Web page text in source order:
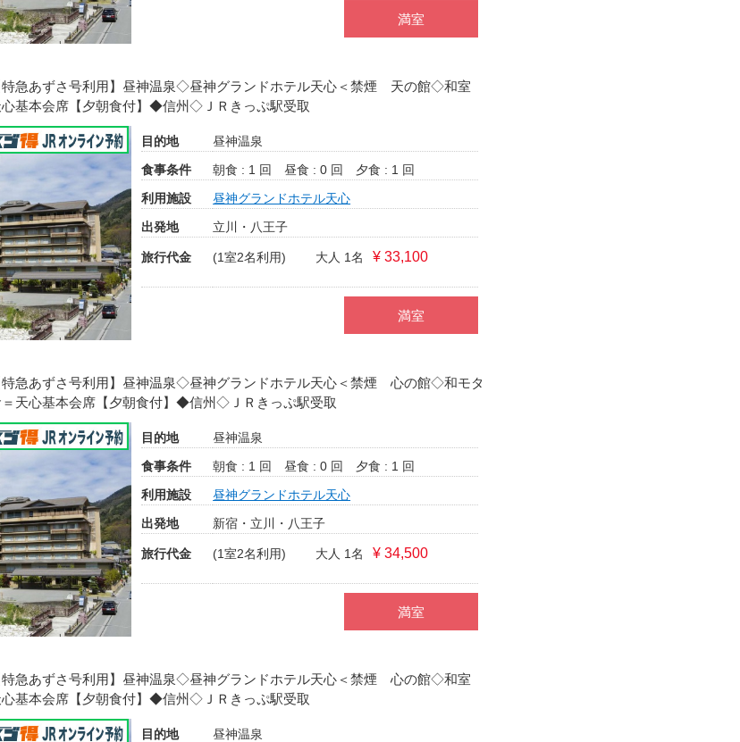
満室
急あずさ号利用】昼神温泉◇昼神グランドホテル天心＜禁煙 天の館◇和室
心基本会席【夕朝食付】◆信州◇ＪＲきっぷ駅受取
目的地
昼神温泉
食事条件
朝食 : 1 回 昼食 : 0 回
夕食 : 1 回
利用施設
昼神グランドホテル天心
出発地
立川・八王子
旅行代金 (1室2名利用) 大人 1名 ¥ 33,100
満室
急あずさ号利用】昼神温泉◇昼神グランドホテル天心＜禁煙 心の館◇和モダ
＝天心基本会席【夕朝食付】◆信州◇ＪＲきっぷ駅受取
目的地
昼神温泉
食事条件
朝食 : 1 回 昼食 : 0 回
夕食 : 1 回
利用施設
昼神グランドホテル天心
出発地
新宿・立川・八王子
旅行代金 (1室2名利用) 大人 1名 ¥ 34,500
満室
急あずさ号利用】昼神温泉◇昼神グランドホテル天心＜禁煙 心の館◇和室
心基本会席【夕朝食付】◆信州◇ＪＲきっぷ駅受取
目的地
昼神温泉